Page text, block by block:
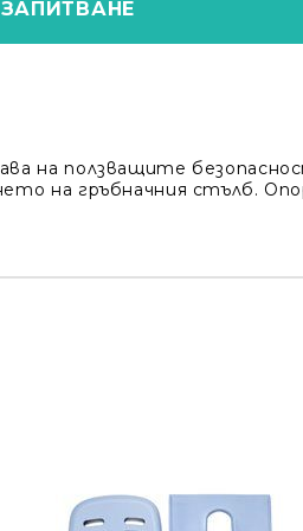
ЗАПИТВАНЕ
на ползващите
на гръбначния стълб.